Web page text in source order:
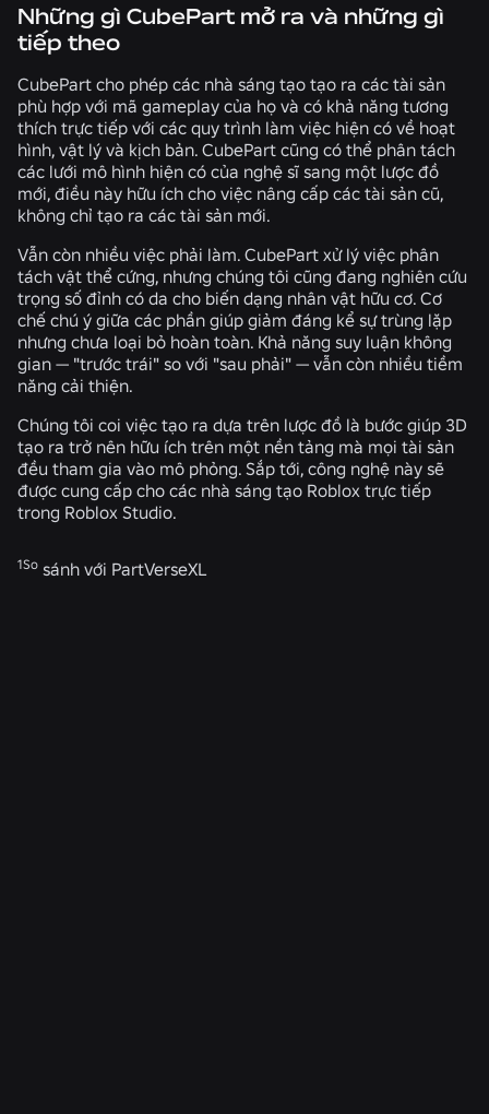
Những gì CubePart mở ra và những gì
tiếp theo
CubePart cho phép các nhà sáng tạo tạo ra các tài sản
phù hợp với mã gameplay của họ và có khả năng tương
thích trực tiếp với các quy trình làm việc hiện có về hoạt
hình, vật lý và kịch bản. CubePart cũng có thể phân tách
các lưới mô hình hiện có của nghệ sĩ sang một lược đồ
mới, điều này hữu ích cho việc nâng cấp các tài sản cũ,
không chỉ tạo ra các tài sản mới.
Vẫn còn nhiều việc phải làm. CubePart xử lý việc phân
tách vật thể cứng, nhưng chúng tôi cũng đang nghiên cứu
trọng số đỉnh có da cho biến dạng nhân vật hữu cơ. Cơ
chế chú ý giữa các phần giúp giảm đáng kể sự trùng lặp
nhưng chưa loại bỏ hoàn toàn. Khả năng suy luận không
gian — "trước trái" so với "sau phải" — vẫn còn nhiều tiềm
năng cải thiện.
Chúng tôi coi việc tạo ra dựa trên lược đồ là bước giúp 3D
tạo ra trở nên hữu ích trên một nền tảng mà mọi tài sản
đều tham gia vào mô phỏng. Sắp tới, công nghệ này sẽ
được cung cấp cho các nhà sáng tạo Roblox trực tiếp
trong Roblox Studio.
1So sánh với PartVerseXL